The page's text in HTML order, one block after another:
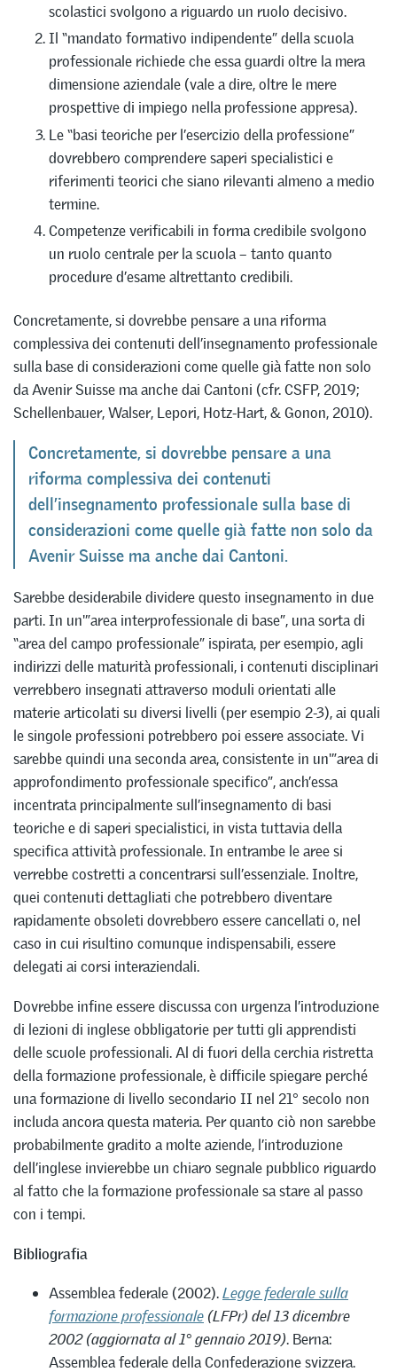
scolastici svolgono a riguardo un ruolo decisivo.
Il “mandato formativo indipendente” della scuola
professionale richiede che essa guardi oltre la mera
dimensione aziendale (vale a dire, oltre le mere
prospettive di impiego nella professione appresa).
Le “basi teoriche per l’esercizio della professione”
dovrebbero comprendere saperi specialistici e
riferimenti teorici che siano rilevanti almeno a medio
termine.
Competenze verificabili in forma credibile svolgono
un ruolo centrale per la scuola – tanto quanto
procedure d’esame altrettanto credibili.
Concretamente, si dovrebbe pensare a una riforma
complessiva dei contenuti dell’insegnamento professionale
sulla base di considerazioni come quelle già fatte non solo
da Avenir Suisse ma anche dai Cantoni (cfr. CSFP, 2019;
Schellenbauer, Walser, Lepori, Hotz-Hart, & Gonon, 2010).
Concretamente, si dovrebbe pensare a una
riforma complessiva dei contenuti
dell’insegnamento professionale sulla base di
considerazioni come quelle già fatte non solo da
Avenir Suisse ma anche dai Cantoni.
Sarebbe desiderabile dividere questo insegnamento in due
parti. In un'”area interprofessionale di base”, una sorta di
“area del campo professionale” ispirata, per esempio, agli
indirizzi delle maturità professionali, i contenuti disciplinari
verrebbero insegnati attraverso moduli orientati alle
materie articolati su diversi livelli (per esempio 2-3), ai quali
le singole professioni potrebbero poi essere associate. Vi
sarebbe quindi una seconda area, consistente in un'”area di
approfondimento professionale specifico”, anch’essa
incentrata principalmente sull’insegnamento di basi
teoriche e di saperi specialistici, in vista tuttavia della
specifica attività professionale. In entrambe le aree si
verrebbe costretti a concentrarsi sull’essenziale. Inoltre,
quei contenuti dettagliati che potrebbero diventare
rapidamente obsoleti dovrebbero essere cancellati o, nel
caso in cui risultino comunque indispensabili, essere
delegati ai corsi interaziendali.
Dovrebbe infine essere discussa con urgenza l’introduzione
di lezioni di inglese obbligatorie per tutti gli apprendisti
delle scuole professionali. Al di fuori della cerchia ristretta
della formazione professionale, è difficile spiegare perché
una formazione di livello secondario II nel 21° secolo non
includa ancora questa materia. Per quanto ciò non sarebbe
probabilmente gradito a molte aziende, l’introduzione
dell’inglese invierebbe un chiaro segnale pubblico riguardo
al fatto che la formazione professionale sa stare al passo
con i tempi.
Bibliografia
Assemblea federale (2002).Legge federale sulla
formazione professionale (LFPr) del 13 dicembre
2002 (aggiornata al 1° gennaio 2019). Berna:
Assemblea federale della Confederazione svizzera.